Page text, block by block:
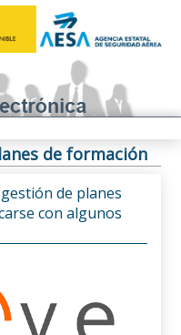
de formación
de planes
con algunos